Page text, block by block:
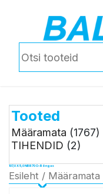
Tooted
Määramata (1767)
TIHENDID (2)
107,0 X 5,0 NBR70 O-Rõngas
Esileht / Määramata